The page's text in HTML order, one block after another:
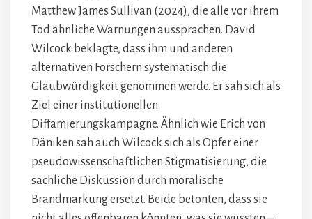
Matthew James Sullivan (2024), die alle vor ihrem
Tod ähnliche Warnungen aussprachen. David
Wilcock beklagte, dass ihm und anderen
alternativen Forschern systematisch die
Glaubwürdigkeit genommen werde. Er sah sich als
Ziel einer institutionellen
Diffamierungskampagne. Ähnlich wie Erich von
Däniken sah auch Wilcock sich als Opfer einer
pseudowissenschaftlichen Stigmatisierung, die
sachliche Diskussion durch moralische
Brandmarkung ersetzt. Beide betonten, dass sie